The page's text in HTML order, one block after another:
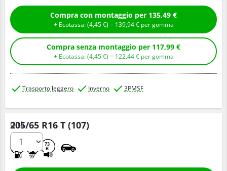
Compra con montaggio per 135,49 €
+ Ecotassa: (4,45€ ) = 139,94€ per gomma
Compra senza montaggio per 117,99 €
+ Ecotassa: (4,45€ ) = 122,44€ per gomma
Trasporto leggero Inverno 3PMSF
205/65 R16 T (107)
73
B
Q.tà